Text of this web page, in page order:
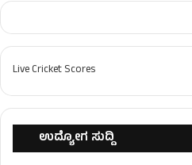
Live Cricket Scores
ಉದ್ಯೋಗ ಸುದ್ದಿ